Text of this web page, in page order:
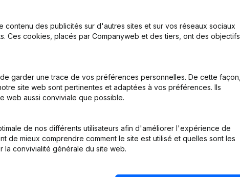
Nominations
Personne Morale, Ouverture Succursale, etc...)(NL)
contenu des publicités sur d'autres sites et sur vos réseaux sociaux
Ces cookies, placés par Companyweb et des tiers, ont des objectifs
garder une trace de vos préférences personnelles. De cette façon,
site web sont pertinentes et adaptées à vos préférences. Ils
web aussi conviviale que possible.
de nos différents utilisateurs afin d'améliorer l'expérience de
de mieux comprendre comment le site est utilisé et quelles sont les
la convivialité générale du site web.